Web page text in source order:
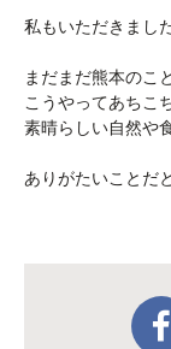
私もいただきまし
まだまだ熊本のこ
こうやってあちこ
素晴らしい自然や
ありがたいことだ